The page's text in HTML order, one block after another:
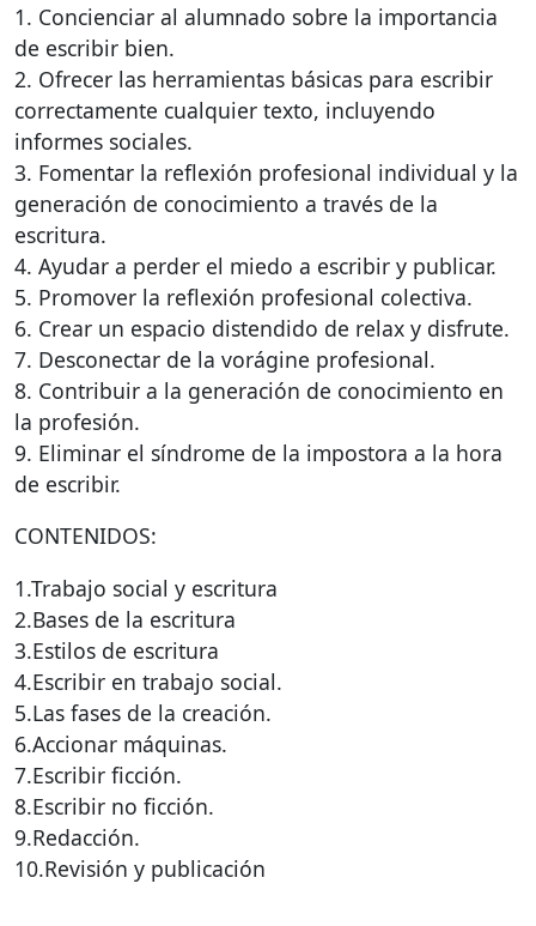
1. Concienciar al alumnado sobre la importancia
de escribir bien.
2. Ofrecer las herramientas básicas para escribir
correctamente cualquier texto, incluyendo
informes sociales.
3. Fomentar la reflexión profesional individual y la
generación de conocimiento a través de la
escritura.
4. Ayudar a perder el miedo a escribir y publicar.
5. Promover la reflexión profesional colectiva.
6. Crear un espacio distendido de relax y disfrute.
7. Desconectar de la vorágine profesional.
8. Contribuir a la generación de conocimiento en
la profesión.
9. Eliminar el síndrome de la impostora a la hora
de escribir.
CONTENIDOS:
1.Trabajo social y escritura
2.Bases de la escritura
3.Estilos de escritura
4.Escribir en trabajo social.
5.Las fases de la creación.
6.Accionar máquinas.
7.Escribir ficción.
8.Escribir no ficción.
9.Redacción.
10.Revisión y publicación